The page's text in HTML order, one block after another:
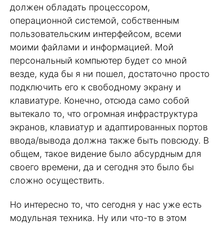
должен обладать процессором,
операционной системой, собственным
пользовательским интерфейсом, всеми
моими файлами и информацией. Мой
персональный компьютер будет со мной
везде, куда бы я ни пошел, достаточно просто
подключить его к свободному экрану и
клавиатуре. Конечно, отсюда само собой
вытекало то, что огромная инфраструктура
экранов, клавиатур и адаптированных портов
ввода/вывода должна также быть повсюду. В
общем, такое видение было абсурдным для
своего времени, да и сегодня это было бы
сложно осуществить.
Но интересно то, что сегодня у нас уже есть
модульная техника. Ну или что-то в этом